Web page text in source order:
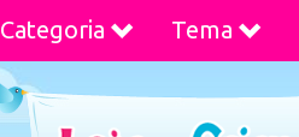
Categoria Tema